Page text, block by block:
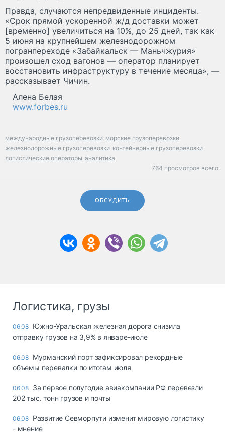
Правда, случаются непредвиденные инциденты.
«Срок прямой ускоренной ж/д доставки может
[временно] увеличиться на 10%, до 25 дней, так как
5 июня на крупнейшем железнодорожном
погранпереходе «Забайкальск — Маньчжурия»
произошел сход вагонов — оператор планирует
восстановить инфраструктуру в течение месяца», —
рассказывает Чичин.
Алена Белая
www.forbes.ru
международные грузоперевозки морские грузоперевозки
железнодорожные грузоперевозки контейнерные грузоперевозки
логистические операторы аналитика
764 просмотров всего.
ОБСУДИТЬ
Логистика, грузы
06.08 Южно-Уральская железная дорога снизила
отправку грузов на 3,9% в январе-июле
06.08 Мурманский порт зафиксировал рекордные
объемы перевалки по итогам июля
06.08 За первое полугодие авиакомпании РФ перевезли
202 тыс. тонн грузов и почты
06.08 Развитие Севморпути изменит мировую логистику
- мнение